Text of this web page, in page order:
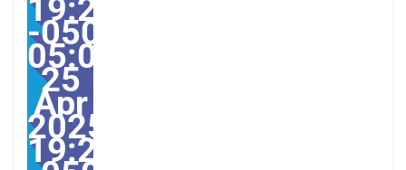
19:23:00
-0500-
05:007America/
25
Apr
2025
19:23:00